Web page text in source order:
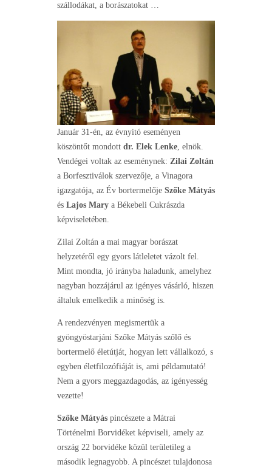
szállodákat, a borászatokat …
Január 31-én, az évnyitó eseményen
köszöntőt mondott dr. Elek Lenke , elnök.
Vendégei voltak az eseménynek: Zilai Zoltán
a Borfesztiválok szervezője, a Vinagora
igazgatója, az Év bortermelője Szőke Mátyás
és Lajos Mary a Békebeli Cukrászda
képviseletében.
Zilai Zoltán a mai magyar borászat
helyzetéről egy gyors látleletet vázolt fel.
Mint mondta, jó irányba haladunk, amelyhez
nagyban hozzájárul az igényes vásárló, hiszen
általuk emelkedik a minőség is.
A rendezvényen megismertük a
gyöngyöstarjáni Szőke Mátyás szőlő és
bortermelő életútját, hogyan lett vállalkozó, s
egyben életfilozófiáját is, ami példamutató!
Nem a gyors meggazdagodás, az igényesség
vezette!
Szőke Mátyás pincészete a Mátrai
Történelmi Borvidéket képviseli, amely az
ország 22 borvidéke közül területileg a
második legnagyobb. A pincészet tulajdonosa